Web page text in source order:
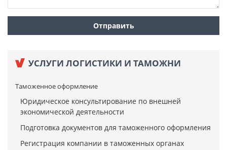
УСЛУГИ ЛОГИСТИКИ И ТАМОЖНИ
Таможенное оформление
Юридическое консультирование по внешней
экономической деятельности
Подготовка документов для таможенного оформления
Регистрация компании в таможенных органах